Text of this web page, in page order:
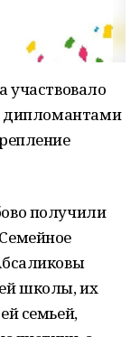
участвовало
дипломантами
получили
школы, их
семьей,